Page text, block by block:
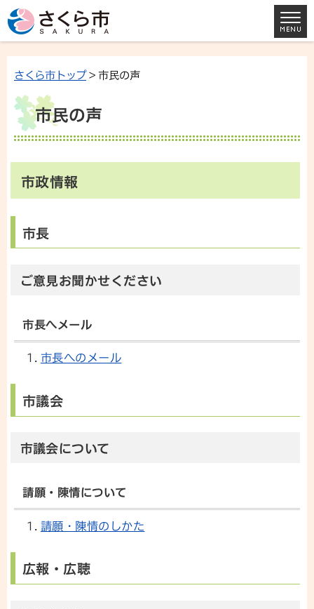
さくら市トップ> 市民の声
市民の声
市政情報
市長
ご意見お聞かせください
市長へメール
市長へのメール
市議会
市議会について
請願・陳情について
請願・陳情のしかた
広報・広聴